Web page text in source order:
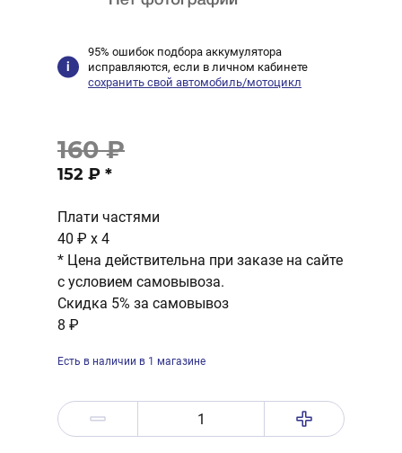
95% ошибок подбора аккумулятора
исправляются, если в личном кабинете
сохранить свой автомобиль/мотоцикл
160 ₽
152 ₽ *
Плати частями
40 ₽ x 4
* Цена действительна при заказе на сайте
с условием самовывоза.
Скидка 5% за самовывоз
8 ₽
Есть в наличии в 1 магазине